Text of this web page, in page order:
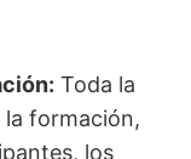
Toda la
formación,
los